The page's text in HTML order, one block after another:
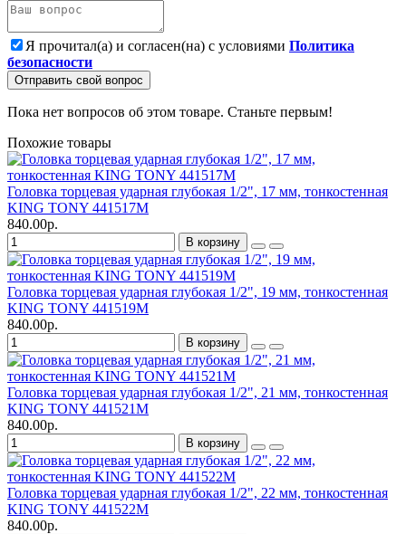
Я прочитал(а) и согласен(на) с условиями Политика
безопасности
Отправить свой вопрос
Пока нет вопросов об этом товаре. Станьте первым!
Похожие товары
Головка торцевая ударная глубокая 1/2", 17 мм, тонкостенная
KING TONY 441517M
840.00р.
В корзину
Головка торцевая ударная глубокая 1/2", 19 мм, тонкостенная
KING TONY 441519M
840.00р.
В корзину
Головка торцевая ударная глубокая 1/2", 21 мм, тонкостенная
KING TONY 441521M
840.00р.
В корзину
Головка торцевая ударная глубокая 1/2", 22 мм, тонкостенная
KING TONY 441522M
840.00р.